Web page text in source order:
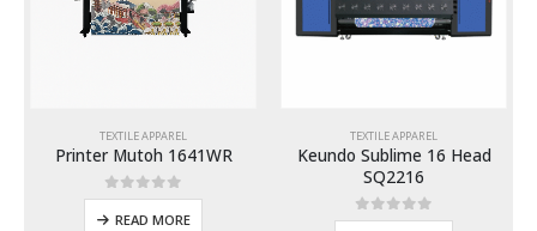
TEXTILE APPAREL
Printer Mutoh 1641WR
0out of 5
READ MORE
TEXTILE APPAREL
Keundo Sublime 16 Head
SQ2216
0out of 5